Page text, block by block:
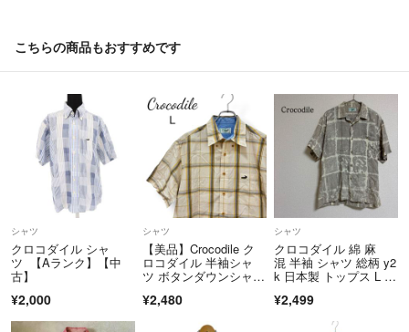
・ご入金確認後のご注文内容の変更、キャンセルはお受けしておりませ
商品状態は掲載前に十分な確認を行っておりますが、重大な見落としが
ございました際はご返品を承ります。サイズが合わない、イメージが違
う、間違えた等お客様都合での返品はお受けしておりません。
●ご注文の商品と異なる商品が届いた場合
●商品状態が商品説明と著しく異なる場合
はご返品をお受けしております。
・ご購入後、1〜2営業日以内に商品を発送させていただきます。
※土日・祝日は休業日となりますため、その場合は翌営業日の対応とな
ります。
平日は毎日発送しております。
こちらの商品もおすすめです
シャツ
クロコダイル シャ
ツ 【Aランク】【中
古】
¥2,000
シャツ
【美品】Crocodile ク
ロコダイル 半袖シャ
ツ ボタンダウンシャ
ルシャツ チェック
¥2,480
シャツ
クロコダイル 綿 麻
混 半袖 シャツ 総柄 y2
k 日本製 トップス L ベ
¥2,499